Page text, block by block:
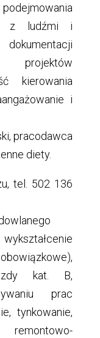
z ludźmi i
dokumentacji
projektów
kierowania
i
pracodawca
diety.
tel. 502 136
kat. B,
prac
tynkowanie,